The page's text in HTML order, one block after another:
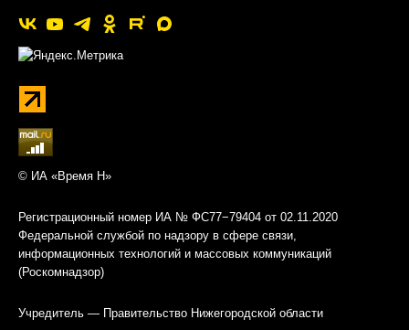
© ИА «Время Н»
Регистрационный номер ИА № ФС77−79404 от 02.11.2020
Федеральной службой по надзору в сфере связи,
информационных технологий и массовых коммуникаций
(Роскомнадзор)
Учредитель — Правительство Нижегородской области